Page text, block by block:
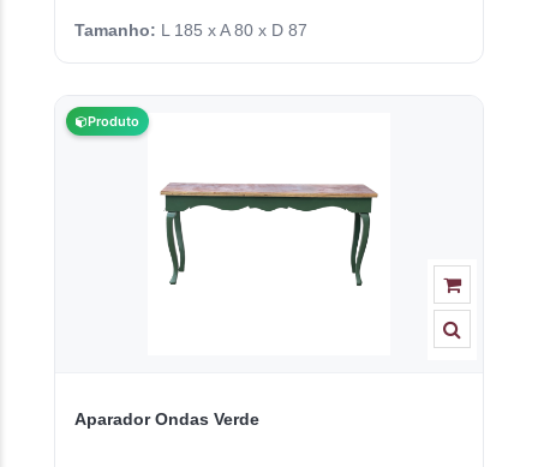
Tamanho: L 185 x A 80 x D 87
Produto
Aparador Ondas Verde